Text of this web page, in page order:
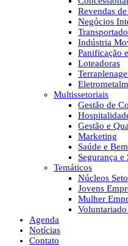
Revendas
Negócios
Indústria
Panificação
Loteadoras
Multissetoriais
Gestão de
Gestão e
Marketing
Saúde e
Segurança e
Temáticos
Núcleos
Jovens
Mulher
Agenda
Notícias
Contato